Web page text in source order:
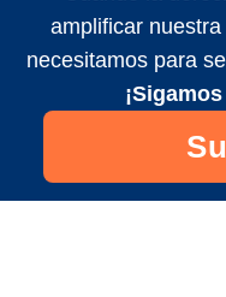
amplificar
necesitamos para